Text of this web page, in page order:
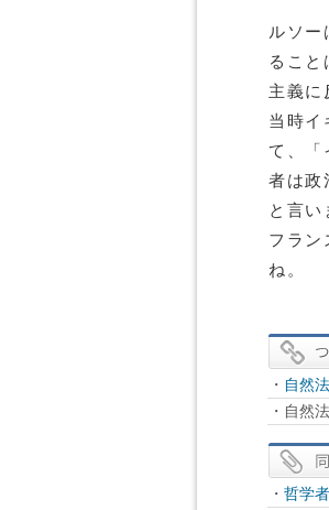
ルソー
ること
主義に
当時イ
て、「
者は政
と言い
フラン
ね。
・ 自然
・自然
・ 哲学